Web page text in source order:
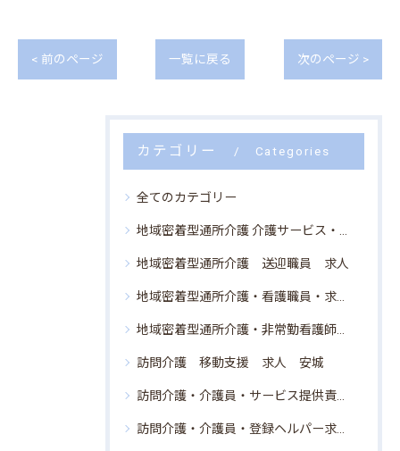
< 前のページ 一覧に戻る 次のページ >
カテゴリー Categories
全てのカテゴリー
地域密着型通所介護 介護サービス・非常勤求人・安城市
地域密着型通所介護 送迎職員 求人
地域密着型通所介護・看護職員・求人・安城市
地域密着型通所介護・非常勤看護師求人・安城
訪問介護 移動支援 求人 安城
訪問介護・介護員・サービス提供責任者・安城市・求人
訪問介護・介護員・登録ヘルパー求人・安城市